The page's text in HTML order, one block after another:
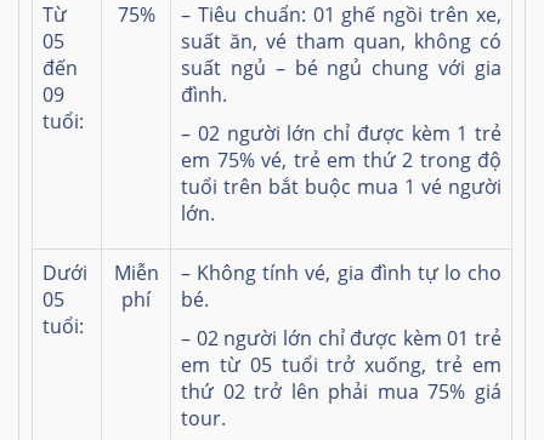
Từ
05
đến
09
tuổi:
75%
– Tiêu chuẩn: 01 ghế ngồi trên xe,
suất ăn, vé tham quan, không có
suất ngủ – bé ngủ chung với gia
đình.
– 02 người lớn chỉ được kèm 1 trẻ
em 75% vé, trẻ em thứ 2 trong độ
tuổi trên bắt buộc mua 1 vé người
lớn.
Dưới
05
tuổi:
Miễn
phí
– Không tính vé, gia đình tự lo cho
bé.
– 02 người lớn chỉ được kèm 01 trẻ
em từ 05 tuổi trở xuống, trẻ em
thứ 02 trở lên phải mua 75% giá
tour.